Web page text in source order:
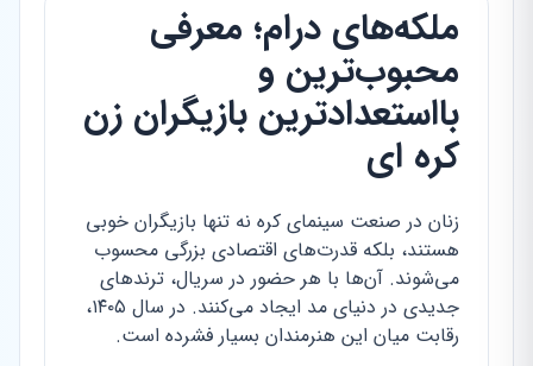
ملکه‌های درام؛ معرفی
محبوب‌ترین و
بااستعدادترین بازیگران زن
کره ای
زنان در صنعت سینمای کره نه تنها بازیگران خوبی
هستند، بلکه قدرت‌های اقتصادی بزرگی محسوب
می‌شوند. آن‌ها با هر حضور در سریال، ترندهای
جدیدی در دنیای مد ایجاد می‌کنند. در سال ۱۴۰۵،
رقابت میان این هنرمندان بسیار فشرده است.